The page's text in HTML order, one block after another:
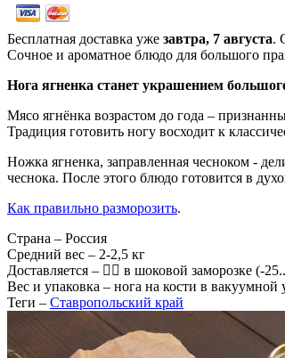
Бесплатная доставка уже завтра, 7 августа.
Сочное и ароматное блюдо для большого
Нога ягненка станет украшением
Мясо ягнёнка возрастом до года –
Традиция готовить ногу восходит к
Ножка ягненка, заправленная чесноком -
чеснока. После этого блюдо готовится в
Как правильно разморозить.
Страна – Россия
Средний вес – 2-2,5 кг
Доставляется –
в шоковой заморозке (-
Вес и упаковка – нога на кости в вакуумной
Теги – Ставропольский край